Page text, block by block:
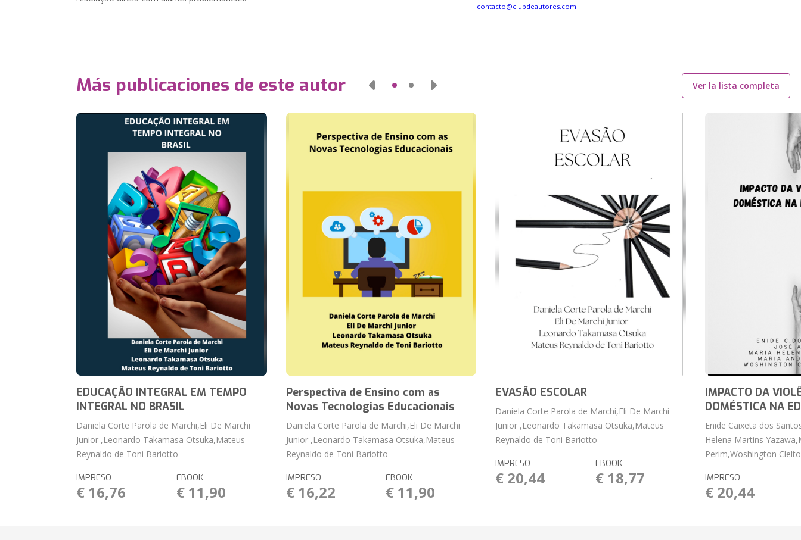
contacto@clubdeautores.com
Más publicaciones de este autor Ver la lista completa
EDUCAÇÃO INTEGRAL EM TEMPO
INTEGRAL NO BRASIL
Daniela Corte Parola de Marchi,Eli De Marchi
Junior ,Leonardo Takamasa Otsuka,Mateus
Reynaldo de Toni Bariotto
IMPRESO
€ 16,76
EBOOK
€ 11,90
Perspectiva de Ensino com as
Novas Tecnologias Educacionais
Daniela Corte Parola de Marchi,Eli De Marchi
Junior ,Leonardo Takamasa Otsuka,Mateus
Reynaldo de Toni Bariotto
IMPRESO
€ 16,22
EBOOK
€ 11,90
EVASÃO ESCOLAR
Daniela Corte Parola de Marchi,Eli De Marchi
Junior ,Leonardo Takamasa Otsuka,Mateus
Reynaldo de Toni Bariotto
IMPRESO
€ 20,44
EBOOK
€ 18,77
IMPACTO DA
DOMÉSTICA NA
Enide Caixeta dos
Helena Martins
Perim,Woshington
IMPRESO
€ 20,44